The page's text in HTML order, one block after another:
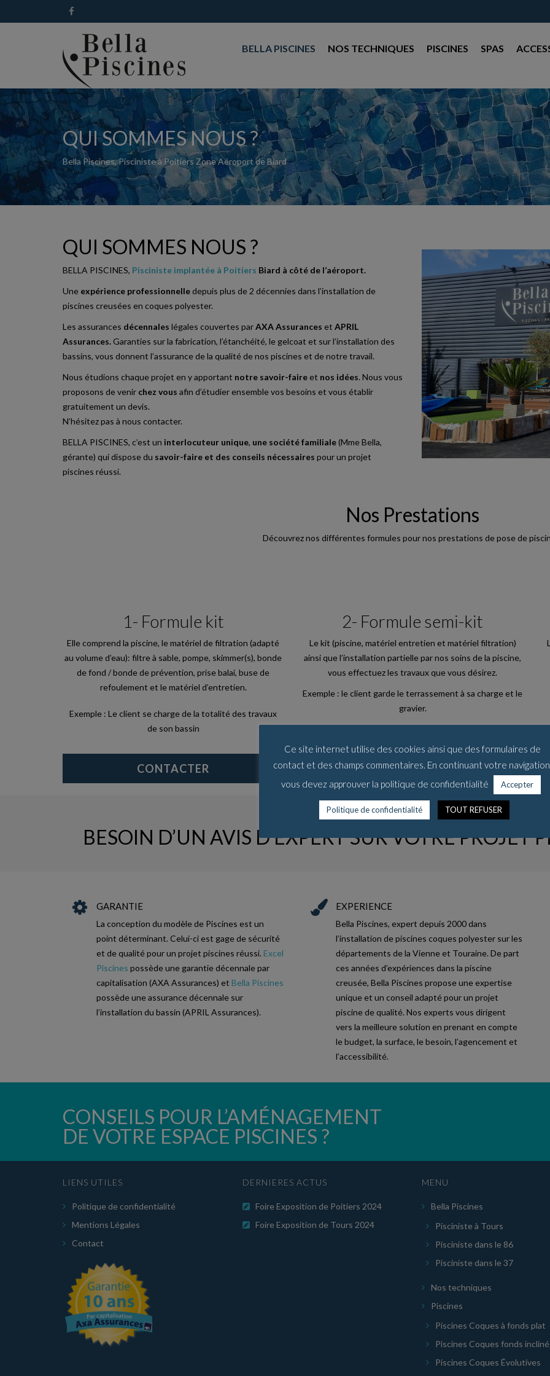
BELLA PISCINES NOS TECHNIQUES PISCINES SPAS
QUI SOMMES NOUS ?
Bella Piscines, Pisciniste à Poitiers Zone Aéroport de Biard
QUI SOMMES NOUS ?
BELLA PISCINES, Pisciniste implantée à Poitiers Biard à côté de l’aéroport.
Une expérience professionnelledepuis plus de 2 décennies dans l’installation de
piscines creusées en coques polyester.
Les assurances décennales légales couvertes parAXA Assurances et APRIL
Assurances.Garanties sur la fabrication, l’étanchéité, le gelcoat et sur l’installation des
bassins, vous donnent l’assurance de la qualité de nos piscines et de notre travail.
Nous étudions chaque projet en y apportant notre savoir-faireet nos idées. Nous vous
proposons de venir chez vous afin d’étudier ensemble vos besoins et vous établir
gratuitement un devis.
N’hésitez pas à nous contacter.
BELLA PISCINES, c’est un interlocuteur unique, une société familiale(Mme Bella,
gérante) qui dispose du savoir-faire et des conseils nécessaires pour un projet
piscines réussi.
Nos Prestations
Découvrez nos différentes formules pour nos prestations de pose de
1- Formule kit
Elle comprend la piscine, le matériel de filtration (adapté
au volume d’eau): filtre à sable, pompe, skimmer(s), bonde
de fond / bonde de prévention, prise balai, buse de
refoulement et le matériel d’entretien.
Exemple : Le client se charge de la totalité des travaux
de son bassin
CONTACTER
2- Formule semi-kit
Le kit (piscine, matériel entretien et matériel filtration)
ainsi que l’installation partielle par nos soins de la piscine,
vous effectuez les travaux que vous désirez.
Exemple : le client garde le terrassement à sa charge et le
gravier.
CONTACTER
BESOIN D’UN AVIS D’EXPERT SUR VOTRE PROJET
GARANTIE
La conception du modèle de Piscines est un
point déterminant. Celui-ci est gage de sécurité
et de qualité pour un projet piscines réussi. Excel
Piscines possède une garantie décennale par
capitalisation (AXA Assurances) et Bella Piscines
possède une assurance décennale sur
l’installation du bassin (APRIL Assurances).
EXPERIENCE
Bella Piscines, expert depuis 2000 dans
l’installation de piscines coques polyester sur les
départements de la Vienne et Touraine. De part
ces années d’expériences dans la piscine
creusée, Bella Piscines propose une expertise
unique et un conseil adapté pour un projet
piscine de qualité. Nos experts vous dirigent
vers la meilleure solution en prenant en compte
le budget, la surface, le besoin, l’agencement et
l’accessibilité.
CONSEILS POUR L’AMÉNAGEMENT
DE VOTRE ESPACE PISCINES ?
LIENS UTILES
Politique de confidentialité
Mentions Légales
Contact
DERNIERES ACTUS
Foire Exposition de Poitiers 2024
Foire Exposition de Tours 2024
MENU
Bella Piscines
Pisciniste à Tours
Pisciniste dans le 86
Pisciniste dans le 37
Nos techniques
Piscines
Piscines Coques à fonds plat
Piscines Coques fonds
Piscines Coques Évolutives
Ce site internet utilise des cookies ainsi que des formulaires de
contact et des champs commentaires. En continuant votre
vous devez approuver la politique de confidentialité
Accepter
Politique de confidentialité TOUT REFUSER